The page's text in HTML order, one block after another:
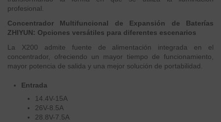
profesional.
Concentrador Multifuncional de Expansión de Baterías
ZHIYUN: Opciones versátiles para diferentes escenarios
La X200 admite fuente de alimentación integrada en el
concentrador, ofreciendo un mayor tiempo de funcionamiento,
mayor potencia de salida y una mejor solución de portabilidad.
Entrada
14.4V-15A
26V-8.5A
28.8V-7.5A